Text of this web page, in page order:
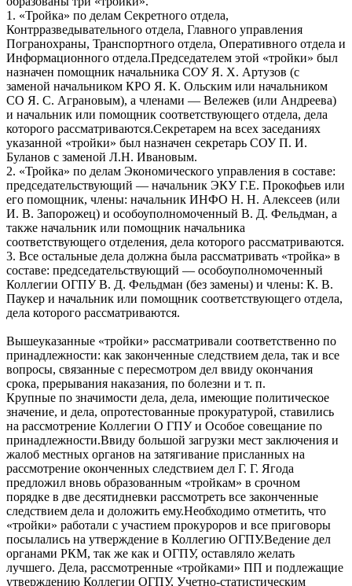
1. «Тройка» по делам Секретного отдела,
Контрразведывательного отдела, Главного управления
Погранохраны, Транспортного отдела, Оперативного отдела и
Информационного отдела.Председателем этой «тройки» был
назначен помощник начальника СОУ Я. X. Артузов (с
заменой начальником КРО Я. К. Ольским или начальником
СО Я. С. Аграновым), а членами — Вележев (или Андреева)
и начальник или помощник соответствующего отдела, дела
которого рассматриваются.Секретарем на всех заседаниях
указанной «тройки» был назначен секретарь СОУ П. И.
Буланов с заменой Л.Н. Ивановым.
2. «Тройка» по делам Экономического управления в составе:
председательствующий — начальник ЭКУ Г.Е. Прокофьев или
его помощник, члены: начальник ИНФО Н. Н. Алексеев (или
И. В. Запорожец) и особоуполномоченный В. Д. Фельдман, а
также начальник или помощник начальника
соответствующего отделения, дела которого рассматриваются.
3. Все остальные дела должна была рассматривать «тройка» в
составе: председательствующий — особоуполномоченный
Коллегии ОГПУ В. Д. Фельдман (без замены) и члены: К. В.
Паукер и начальник или помощник соответствующего отдела,
дела которого рассматриваются.
Вышеуказанные «тройки» рассматривали соответственно по
принадлежности: как законченные следствием дела, так и все
вопросы, связанные с пересмотром дел ввиду окончания
срока, прерывания наказания, по болезни и т. п.
Крупные по значимости дела, дела, имеющие политическое
значение, и дела, опротестованные прокуратурой, ставились
на рассмотрение Коллегии О ГПУ и Особое совещание по
принадлежности.Ввиду большой загрузки мест заключения и
жалоб местных органов на затягивание присланных на
рассмотрение оконченных следствием дел Г. Г. Ягода
предложил вновь образованным «тройкам» в срочном
порядке в две десятидневки рассмотреть все законченные
следствием дела и доложить ему.Необходимо отметить, что
«тройки» работали с участием прокуроров и все приговоры
посылались на утверждение в Коллегию ОГПУ.Ведение дел
органами РКМ, так же как и ОГПУ, оставляло желать
лучшего. Дела, рассмотренные «тройками» ПП и подлежащие
утверждению Коллегии ОГПУ, Учетно-статистическим